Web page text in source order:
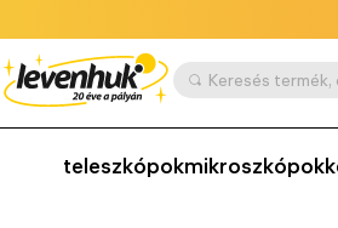
teleszkópokmikroszkópok